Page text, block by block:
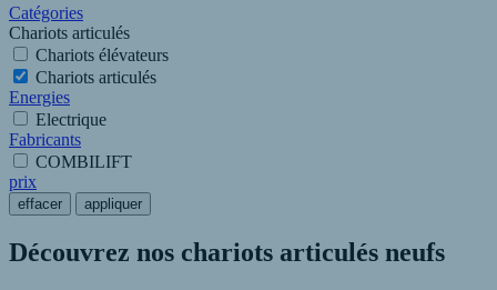
Catégories
Chariots articulés
Chariots élévateurs
Chariots articulés
Energies
Electrique
Fabricants
COMBILIFT
prix
effacer appliquer
Découvrez nos chariots articulés neufs